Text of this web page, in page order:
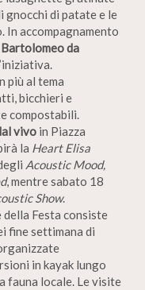
di patate e le
In accompagnamento
da
più al tema
bicchieri e
compostabili.
vivo in Piazza
la Heart Elisa
Acoustic Mood,
, mentre sabato 18
Show.
della Festa consiste
fine settimana di
in kayak lungo
fauna locale. Le visite